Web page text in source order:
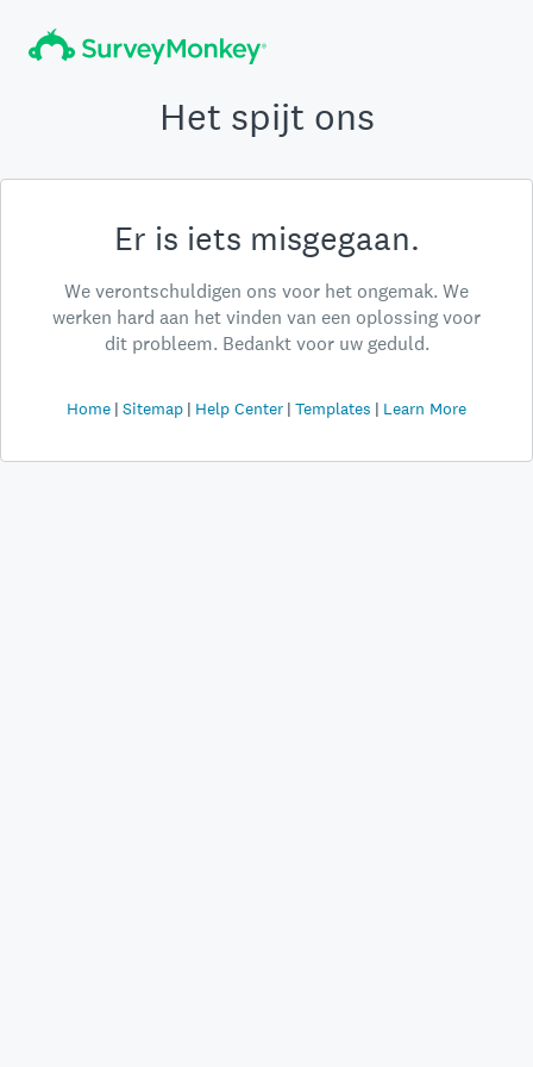
Het spijt ons
Er is iets misgegaan.
We verontschuldigen ons voor het ongemak. We
werken hard aan het vinden van een oplossing voor
dit probleem. Bedankt voor uw geduld.
Home Sitemap Help Center Templates Learn More